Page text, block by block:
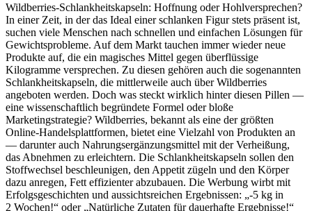
Wildberries-Schlankheitskapseln: Hoffnung oder Hohlversprechen?
In einer Zeit, in der das Ideal einer schlanken Figur stets präsent ist,
suchen viele Menschen nach schnellen und einfachen Lösungen für
Gewichtsprobleme. Auf dem Markt tauchen immer wieder neue
Produkte auf, die ein magisches Mittel gegen überflüssige
Kilogramme versprechen. Zu diesen gehören auch die sogenannten
Schlankheitskapseln, die mittlerweile auch über Wildberries
angeboten werden. Doch was steckt wirklich hinter diesen Pillen —
eine wissenschaftlich begründete Formel oder bloße
Marketingstrategie? Wildberries, bekannt als eine der größten
Online‑Handelsplattformen, bietet eine Vielzahl von Produkten an
— darunter auch Nahrungsergänzungsmittel mit der Verheißung,
das Abnehmen zu erleichtern. Die Schlankheitskapseln sollen den
Stoffwechsel beschleunigen, den Appetit zügeln und den Körper
dazu anregen, Fett effizienter abzubauen. Die Werbung wirbt mit
Erfolgsgeschichten und aussichtsreichen Ergebnissen: „-5 kg in
2 Wochen!“ oder „Natürliche Zutaten für dauerhafte Ergebnisse!“